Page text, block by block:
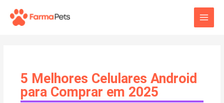
para
Main
5 Melhores Celulares Android
para Comprar em 2025